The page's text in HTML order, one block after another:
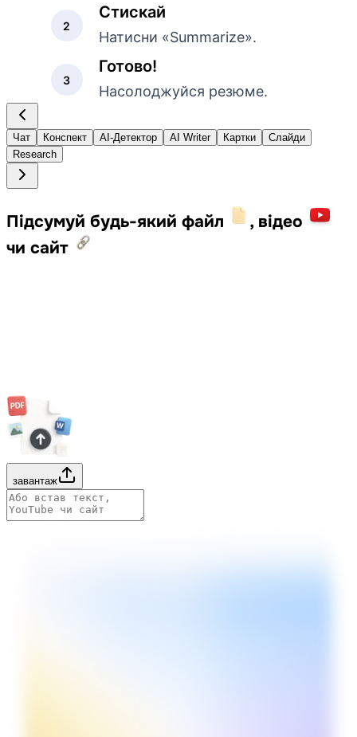
2
Стискай
Натисни «Summarize».
3
Готово!
Насолоджуйся резюме.
Чат Конспект AI-Детектор AI Writer Картки
Слайди
Research
Підсумуй будь-який файл
, відео
чи сайт
завантаж